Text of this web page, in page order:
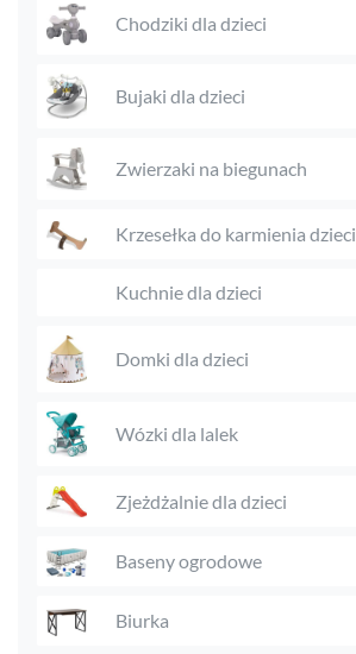
Chodziki dla dzieci
Bujaki dla dzieci
Zwierzaki na biegunach
Krzesełka do karmienia dzieci
Kuchnie dla dzieci
Domki dla dzieci
Wózki dla lalek
Zjeżdżalnie dla dzieci
Baseny ogrodowe
Biurka